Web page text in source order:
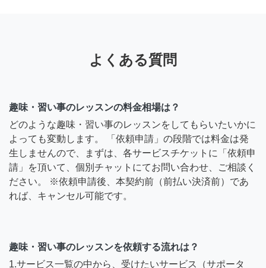
よくある質問
趣味・習い事のレッスンの料金相場は？
どのような趣味・習い事のレッスンをしてもらいたいかに
よっても変動します。 「依頼申請」の段階では料金は発
生しませんので、まずは、各サービスチケットに「依頼申
請」を頂いて、個別チャットにてお問い合わせ、ご相談く
ださい。 ※依頼申請後、本契約前（前払い決済前）であ
れば、キャンセル可能です。
趣味・習い事のレッスンを依頼する流れは？
1.サービス一覧の中から、受けたいサービス（サポータ